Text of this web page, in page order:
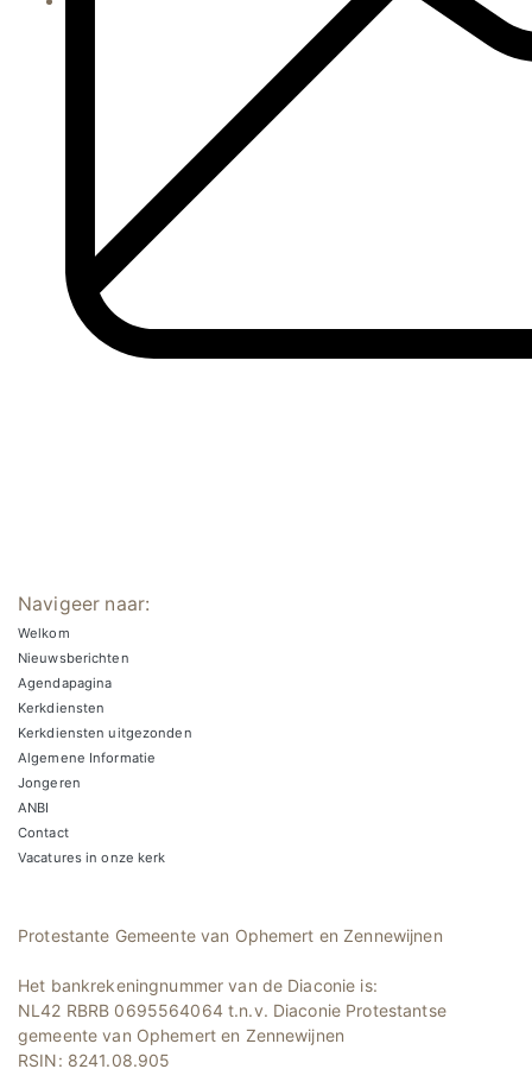
Navigeer naar:
Welkom
Nieuwsberichten
Agendapagina
Kerkdiensten
Kerkdiensten uitgezonden
Algemene Informatie
Jongeren
ANBI
Contact
Vacatures in onze kerk
Protestante Gemeente van Ophemert en Zennewijnen
Het bankrekeningnummer van de Diaconie is:
NL42 RBRB 0695564064 t.n.v. Diaconie Protestantse
gemeente van Ophemert en Zennewijnen
RSIN: 8241.08.905